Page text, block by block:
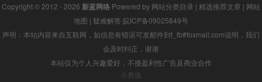
Copyright © 2012 - 2026 新蓝网络 Powered by 网站分类目录 | 精选推荐文章 | 网站
地图 | 疑难解答 皖ICP备09025849号
声明：本站内容来自互联网，如信息有错误可发邮件到f_fb#foxmail.com说明，我们
会及时纠正，谢谢
本站仅为个人兴趣爱好，不接盈利性广告及商业合作
小男孩